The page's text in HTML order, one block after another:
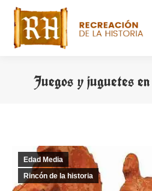
Juegos y juguetes
Edad Media
Rincón de la historia